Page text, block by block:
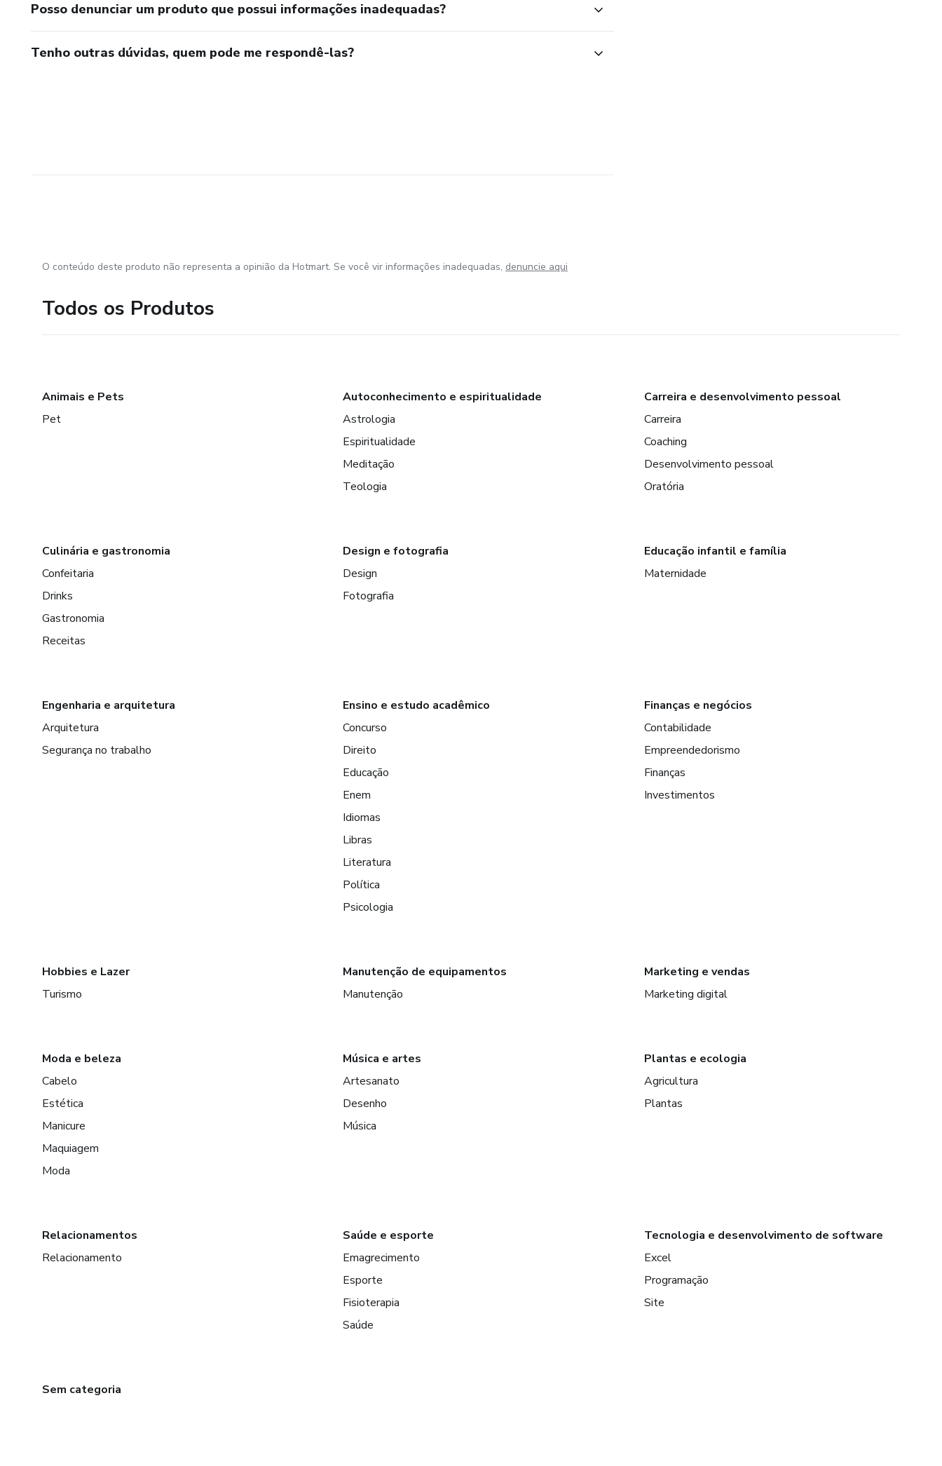
Posso denunciar um produto que possui informações inadequadas?
Tenho outras dúvidas, quem pode me respondê-las?
O conteúdo deste produto não representa a opinião da Hotmart. Se você vir informações inadequadas, denuncie aqui
Todos os Produtos
Animais e Pets
Pet
Autoconhecimento e espiritualidade
Astrologia
Espiritualidade
Meditação
Teologia
Carreira e desenvolvimento pessoal
Carreira
Coaching
Desenvolvimento pessoal
Oratória
Culinária e gastronomia
Confeitaria
Drinks
Gastronomia
Receitas
Design e fotografia
Design
Fotografia
Educação infantil e família
Maternidade
Engenharia e arquitetura
Arquitetura
Segurança no trabalho
Ensino e estudo acadêmico
Concurso
Direito
Educação
Enem
Idiomas
Libras
Literatura
Política
Psicologia
Finanças e negócios
Contabilidade
Empreendedorismo
Finanças
Investimentos
Hobbies e Lazer
Turismo
Manutenção de equipamentos
Manutenção
Marketing e vendas
Marketing digital
Moda e beleza
Cabelo
Estética
Manicure
Maquiagem
Moda
Música e artes
Artesanato
Desenho
Música
Plantas e ecologia
Agricultura
Plantas
Relacionamentos
Relacionamento
Saúde e esporte
Emagrecimento
Esporte
Fisioterapia
Saúde
Tecnologia e desenvolvimento de software
Excel
Programação
Site
Sem categoria